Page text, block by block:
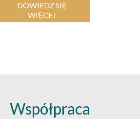
DOWIEDZ SIĘ
WIĘCEJ
Współpraca